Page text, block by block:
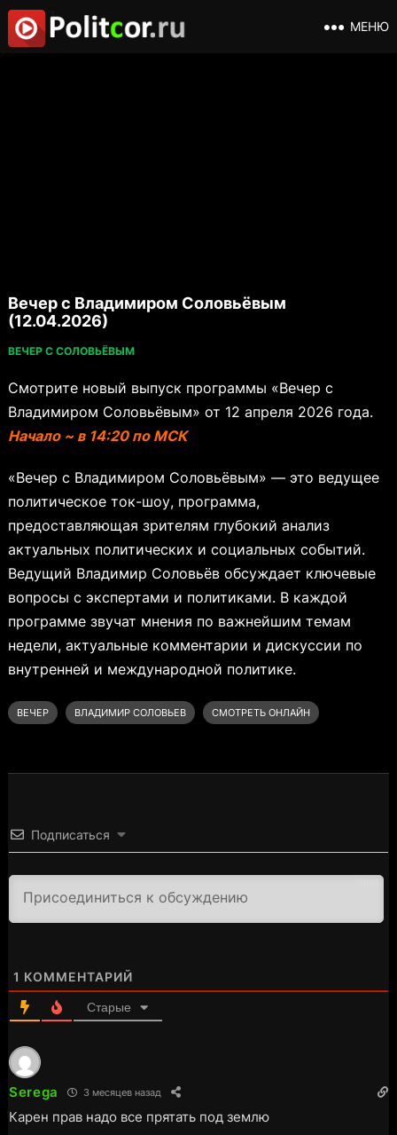
МЕНЮ
Вечер с Владимиром Соловьёвым
(12.04.2026)
ВЕЧЕР С СОЛОВЬЁВЫМ
Смотрите новый выпуск программы «Вечер с
Владимиром Соловьёвым» от 12 апреля 2026 года.
Начало ~ в 14:20 по МСК
«Вечер с Владимиром Соловьёвым» — это ведущее
политическое ток-шоу, программа,
предоставляющая зрителям глубокий анализ
актуальных политических и социальных событий.
Ведущий Владимир Соловьёв обсуждает ключевые
вопросы с экспертами и политиками. В каждой
программе звучат мнения по важнейшим темам
недели, актуальные комментарии и дискуссии по
внутренней и международной политике.
ВЕЧЕР ВЛАДИМИР СОЛОВЬЕВ СМОТРЕТЬ ОНЛАЙН
Подписаться
1 КОММЕНТАРИЙ
Старые
Serega 3 месяцев назад
Карен прав надо все прятать под землю